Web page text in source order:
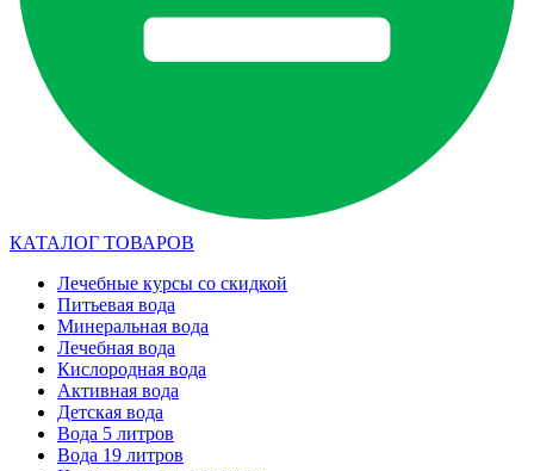
КАТАЛОГ ТОВАРОВ
Лечебные курсы со скидкой
Питьевая вода
Минеральная вода
Лечебная вода
Кислородная вода
Активная вода
Детская вода
Вода 5 литров
Вода 19 литров